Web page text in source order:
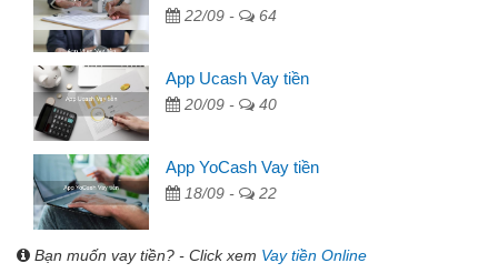
22/09 - 64
App Ucash Vay tiền
20/09 - 40
App YoCash Vay tiền
18/09 - 22
Bạn muốn vay tiền? - Click xem Vay tiền Online